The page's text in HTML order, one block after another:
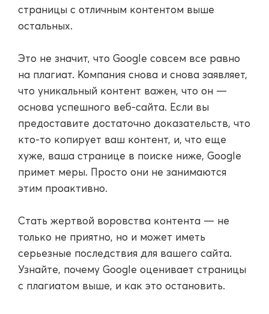
страницы с отличным контентом выше
остальных.
Это не значит, что Google совсем все равно
на плагиат. Компания снова и снова заявляет,
что уникальный контент важен, что он —
основа успешного веб-сайта. Если вы
предоставите достаточно доказательств, что
кто-то копирует ваш контент, и, что еще
хуже, ваша странице в поиске ниже, Google
примет меры. Просто они не занимаются
этим проактивно.
Стать жертвой воровства контента — не
только не приятно, но и может иметь
серьезные последствия для вашего сайта.
Узнайте, почему Google оценивает страницы
с плагиатом выше, и как это остановить.